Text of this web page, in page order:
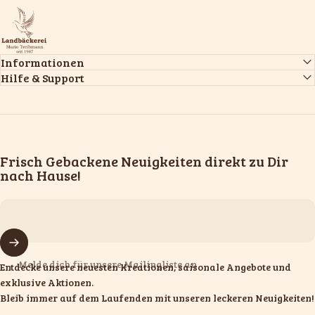
Landbäckerei Mario Treibmann GmbH & Co. KG
Informationen
Hilfe & Support
Frisch Gebackene Neuigkeiten direkt zu Dir
nach Hause!
Melde dich für unsere Mailingliste an
Entdecke unsere neuesten Kreationen, saisonale Angebote und
exklusive Aktionen.
Bleib immer auf dem Laufenden mit unseren leckeren Neuigkeiten!